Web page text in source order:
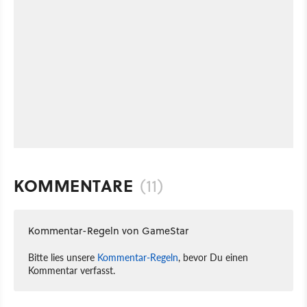
KOMMENTARE (11)
Kommentar-Regeln von GameStar
Bitte lies unsere Kommentar-Regeln, bevor Du einen
Kommentar verfasst.